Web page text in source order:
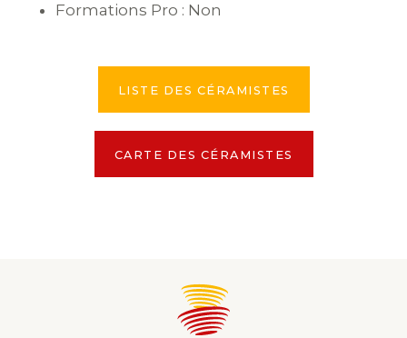
Formations Pro : Non
LISTE DES CÉRAMISTES
CARTE DES CÉRAMISTES